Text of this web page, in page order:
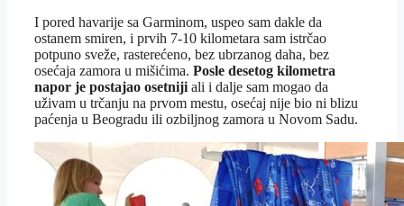
I pored havarije sa Garminom, uspeo sam dakle da
ostanem smiren, i prvih 7-10 kilometara sam istrčao
potpuno sveže, rasterećeno, bez ubrzanog daha, bez
osećaja zamora u mišićima. Posle desetog kilometra
napor je postajao osetniji ali i dalje sam mogao da
uživam u trčanju na prvom mestu, osećaj nije bio ni blizu
paćenja u Beogradu ili ozbiljnog zamora u Novom Sadu.